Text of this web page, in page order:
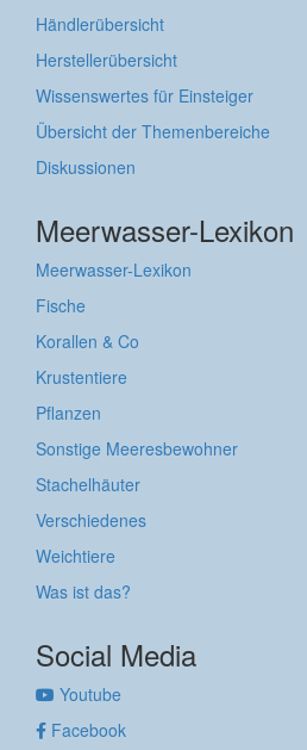
Händlerübersicht
Herstellerübersicht
Wissenswertes für Einsteiger
Übersicht der Themenbereiche
Diskussionen
Meerwasser-Lexikon
Meerwasser-Lexikon
Fische
Korallen & Co
Krustentiere
Pflanzen
Sonstige Meeresbewohner
Stachelhäuter
Verschiedenes
Weichtiere
Was ist das?
Social Media
Youtube
Facebook